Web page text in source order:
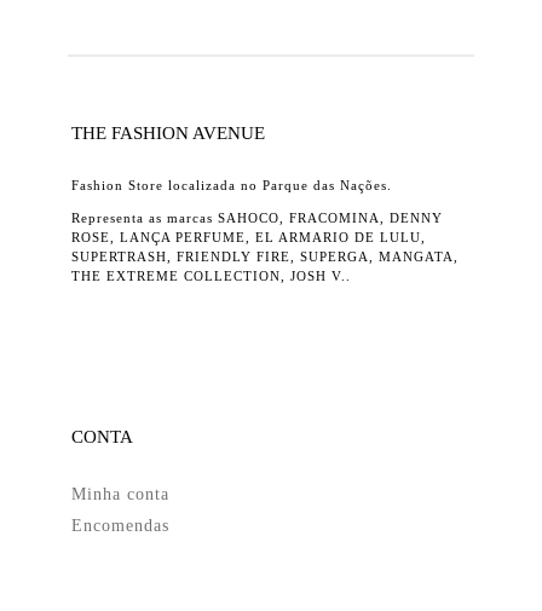
THE FASHION AVENUE
Fashion Store localizada no Parque das Nações.
Representa as marcas SAHOCO, FRACOMINA, DENNY
ROSE, LANÇA PERFUME, EL ARMARIO DE LULU,
SUPERTRASH, FRIENDLY FIRE, SUPERGA, MANGATA,
THE EXTREME COLLECTION, JOSH V..
CONTA
Minha conta
Encomendas